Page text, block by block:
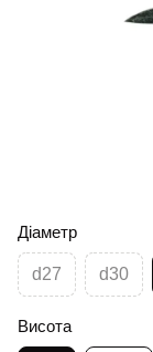
Діаметр
d27 d30
Висота